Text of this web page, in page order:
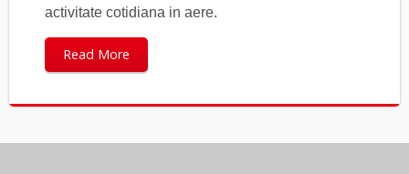
activitate cotidiana in aere.
Read More